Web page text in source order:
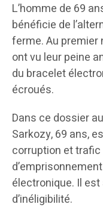
L’homme de 69
bénéficie de
ferme. Au premier
ont vu leur peine
du bracelet
écroués.
Dans ce dossier
Sarkozy, 69 ans,
corruption et trafic
électronique. Il
d’inéligibilité.